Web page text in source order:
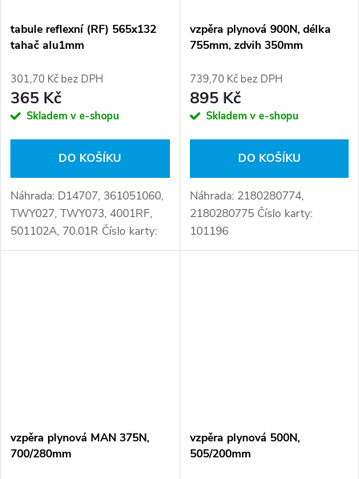
tabule reflexní (RF) 565x132
tahač alu1mm
301,70 Kč bez DPH
365 Kč
Skladem v e-shopu
DO KOŠÍKU
Náhrada: D14707, 361051060,
TWY027, TWY073, 4001RF,
501102A, 70.01R Číslo karty:
101274
vzpěra plynová 900N, délka
755mm, zdvih 350mm
739,70 Kč bez DPH
895 Kč
Skladem v e-shopu
DO KOŠÍKU
Náhrada: 2180280774,
2180280775 Číslo karty:
101196
vzpěra plynová MAN 375N,
700/280mm
vzpěra plynová 500N,
505/200mm